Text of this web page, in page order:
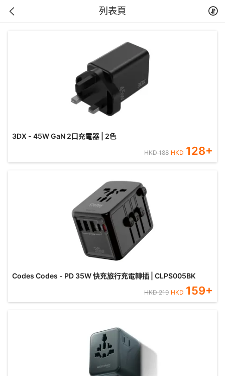
列表頁
3DX - 45W GaN 2口充電器 | 2色
HKD188 HKD 128+
Codes Codes - PD 35W 快充旅行充電轉插 | CLPS005BK
HKD219 HKD 159+